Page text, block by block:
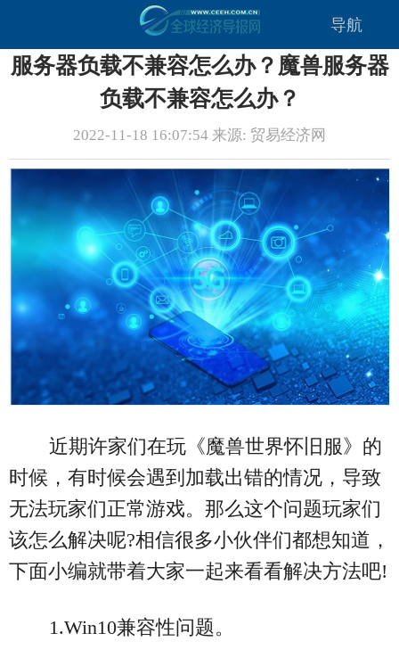
导航
服务器负载不兼容怎么办？魔兽服务器
负载不兼容怎么办？
2022-11-18 16:07:54 来源: 贸易经济网
近期许家们在玩《魔兽世界怀旧服》的
时候，有时候会遇到加载出错的情况，导致
无法玩家们正常游戏。那么这个问题玩家们
该怎么解决呢?相信很多小伙伴们都想知道，
下面小编就带着大家一起来看看解决方法吧!
1.Win10兼容性问题。